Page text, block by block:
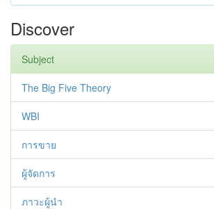
Discover
Subject
The Big Five Theory
WBI
การขาย
ผู้จัดการ
ภาวะผู้นำ